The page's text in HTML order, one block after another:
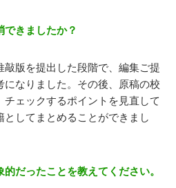
きましたか？
版を提出した段階で、編集ご提
なりました。その後、原稿の校
チェックするポイントを見直して
してまとめることができまし
だったことを教えてください。